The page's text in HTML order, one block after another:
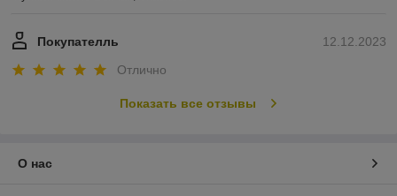
12.12.2023
Покупателль
Отлично
Показать все отзывы
О нас